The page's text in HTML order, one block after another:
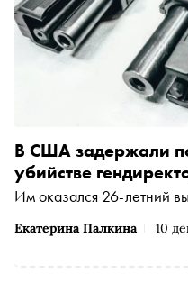
Екатерина Палкина 10
В США задержали
убийстве
Им оказался 26-летний